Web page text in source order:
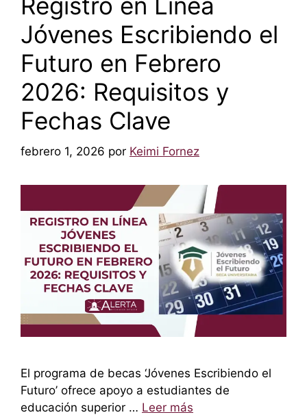
Registro en Línea
Jóvenes Escribiendo el
Futuro en Febrero
2026: Requisitos y
Fechas Clave
febrero 1, 2026 por Keimi Fornez
El programa de becas ‘Jóvenes Escribiendo el
Futuro’ ofrece apoyo a estudiantes de
educación superior … Leer más